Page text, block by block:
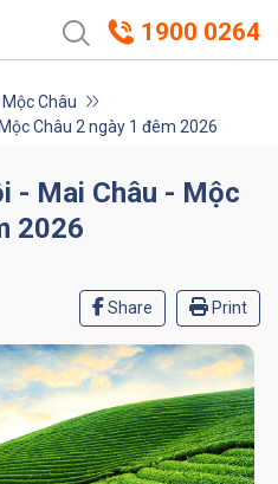
1900 0264
Châu
Châu 2 ngày 1 đêm 2026
- Mai Châu - Mộc
2026
Share Print